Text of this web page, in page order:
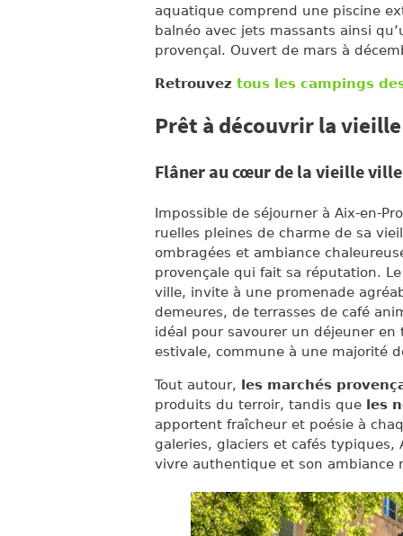
aquatique comprend une piscine
balnéo avec jets massants ainsi
provençal. Ouvert de mars à
Retrouvez tous les campings
Prêt à découvrir la
Flâner au cœur de la vieille ville
Impossible de séjourner à Aix-en-
ruelles pleines de charme de sa
ombragées et ambiance
provençale qui fait sa réputation.
ville, invite à une promenade
demeures, de terrasses de café
idéal pour savourer un déjeuner
estivale, commune à une majorité
Tout autour, les marchés
produits du terroir, tandis que les
apportent fraîcheur et poésie à
galeries, glaciers et cafés typiques,
vivre authentique et son ambiance